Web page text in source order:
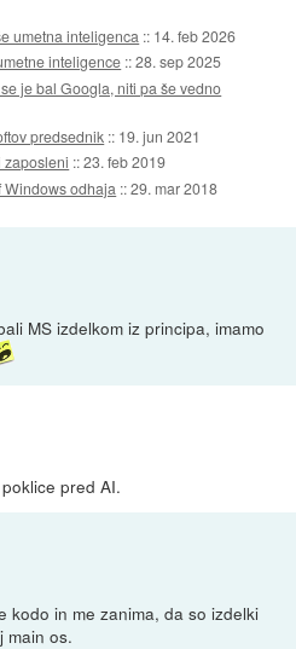
umetna inteligenca :: 14. feb 2026
inteligence ::28. sep 2025
je bal Googla, niti pa še vedno
predsednik :: 19. jun 2021
zaposleni ::23. feb 2019
Windows odhaja ::29. mar 2018
MS izdelkom iz principa, imamo
pred AI.
kodo in me zanima, da so izdelki
main os.